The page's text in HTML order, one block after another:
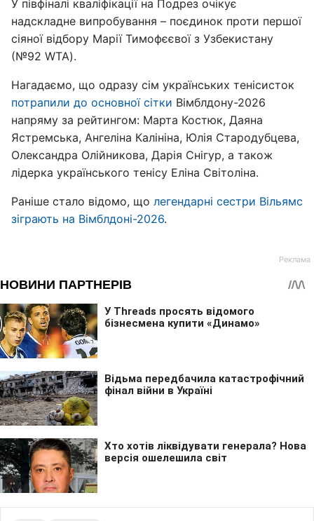
У півфіналі кваліфікації на Подрез очікує
надскладне випробування – поєдинок проти першої
сіяної відбору Марії Тимофєєвої з Узбекистану
(№92 WTA).
Нагадаємо, що одразу сім українських тенісисток
потрапили до основної сітки Вімблдону-2026
напряму за рейтингом: Марта Костюк, Даяна
Ястремська, Ангеліна Калініна, Юлія Стародубцева,
Олександра Олійникова, Дарія Снігур, а також
лідерка українського тенісу Еліна Світоліна.
Раніше стало відомо, що легендарні сестри Вільямс
зіграють на Вімблдоні-2026.